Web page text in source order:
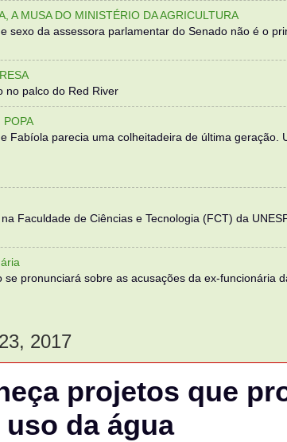
A MUSA DO MINISTÉRIO DA AGRICULTURA
sexo da assessora parlamentar do Senado não é o
no palco do Red River
POPA
Fabíola parecia uma colheitadeira de última geração.
Faculdade de Ciências e Tecnologia (FCT) da
pronunciará sobre as acusações da ex-funcionária
2017
projetos que
da água